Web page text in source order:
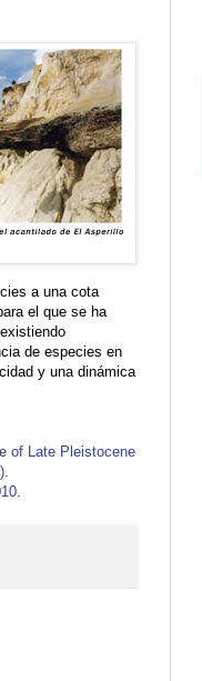
a una cota
el que se ha
de especies en
y una dinámica
of Late Pleistocene